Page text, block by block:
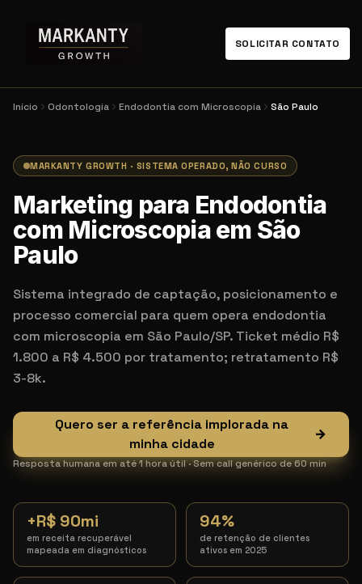
SOLICITAR CONTATO
Início Odontologia Endodontia com Microscopia São Paulo
MARKANTY GROWTH · SISTEMA OPERADO, NÃO CURSO
Marketing para Endodontia
com Microscopia em São
Paulo
Sistema integrado de captação, posicionamento e
processo comercial para quem opera endodontia
com microscopia em São Paulo/SP. Ticket médio R$
1.800 a R$ 4.500 por tratamento; retratamento R$
3-8k.
Quero ser a referência implorada na
minha cidade
→
Resposta humana em até 1 hora útil · Sem call genérico de 60 min
+R$ 90mi
em receita recuperável
mapeada em diagnósticos
94%
de retenção de clientes
ativos em 2025